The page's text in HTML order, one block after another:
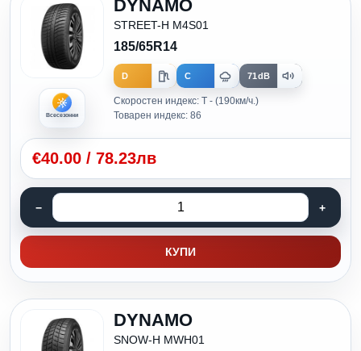
Всесезонни
DYNAMO
STREET-H M4S01
185/65R14
D C 71dB
Скоростен индекс: T - (190км/ч.)
Товарен индекс: 86
€40.00 / 78.23лв
КУПИ
DYNAMO
SNOW-H MWH01